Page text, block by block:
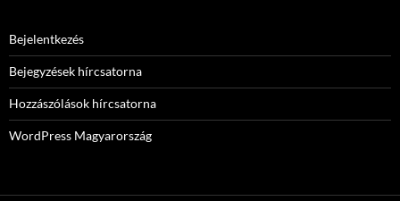
Bejelentkezés
Bejegyzések hírcsatorna
Hozzászólások hírcsatorna
WordPress Magyarország